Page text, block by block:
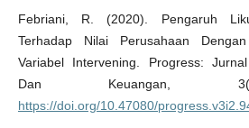
Febriani, R. (2020). Pengaruh
Terhadap Nilai Perusahaan
Variabel Intervening. Progress:
Dan Keuangan,
https://doi.org/10.47080/